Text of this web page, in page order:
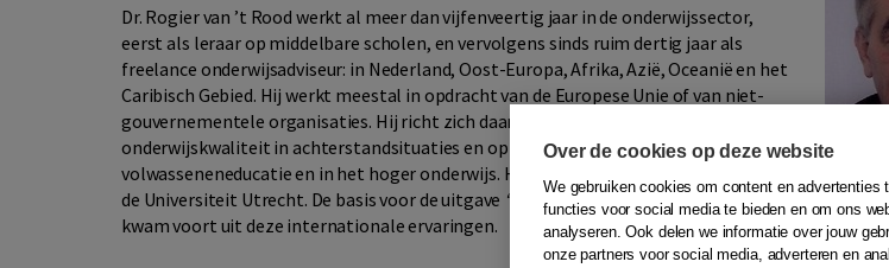
Dr. Rogier van ’t Rood werkt al meer dan vijfenveertig jaar in de onderwijssector,
eerst als leraar op middelbare scholen, en vervolgens sinds ruim dertig jaar als
freelance onderwijsadviseur: in Nederland, Oost-Europa, Afrika, Azië, Oceanië en het
Caribisch Gebied. Hij werkt meestal in opdracht van de Europese Unie of van niet-
gouvernementele organisaties. Hij richt zich daarbij vooral op het versterken van
onderwijskwaliteit in achterstandsituaties en op gendergelijkheid, met name in de
volwasseneneducatie en in het hoger onderwijs. Hij verzorgt daarnaast colleges aan
de Universiteit Utrecht. De basis voor de uitgave “Sociaal met Taal - Inburgeren met waardevolle
kwam voort uit deze internationale ervaringen.
Over de cookies op deze website
We gebruiken cookies om content en advertenties
functies voor social media te bieden en om ons
analyseren. Ook delen we informatie over jouw
onze partners voor social media, adverteren en